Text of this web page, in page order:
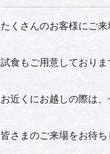
たくさんのお客様にご
試食もご用意しており
お近くにお越しの際は、
皆さまのご来場をお待ち